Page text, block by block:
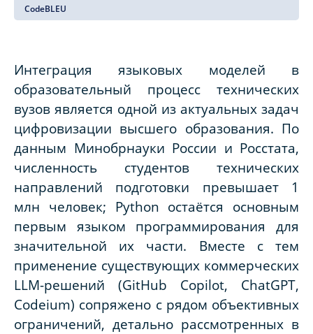
CodeBLEU
Интеграция языковых моделей в
образовательный процесс технических
вузов является одной из актуальных задач
цифровизации высшего образования. По
данным Минобрнауки России и Росстата,
численность студентов технических
направлений подготовки превышает 1
млн человек; Python остаётся основным
первым языком программирования для
значительной их части. Вместе с тем
применение существующих коммерческих
LLM-решений (GitHub Copilot, ChatGPT,
Codeium) сопряжено с рядом объективных
ограничений, детально рассмотренных в